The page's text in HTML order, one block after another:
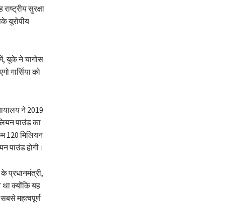
सुरक्षा
यूरोपीय
यूके ने चागोस
गार्सिया को
ने 2019
पाउंड का
120 मिलियन
पाउंड होगी।
प्रधानमंत्री,
क्योंकि यह
महत्वपूर्ण